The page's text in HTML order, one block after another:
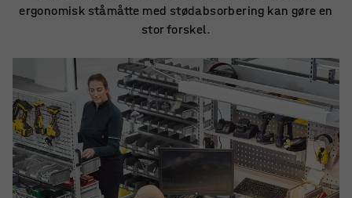
ergonomisk ståmåtte med stødabsorbering kan gøre en
stor forskel.